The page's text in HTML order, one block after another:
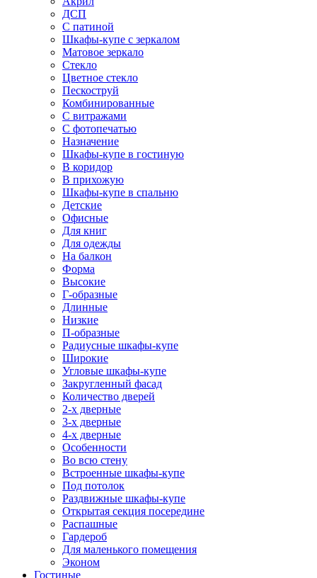
ДСП
С патиной
Шкафы-купе с зеркалом
Матовое зеркало
Стекло
Цветное стекло
Пескоструй
Комбинированные
С витражами
С фотопечатью
Назначение
Шкафы-купе в гостиную
В коридор
В прихожую
Шкафы-купе в спальню
Детские
Офисные
Для книг
Для одежды
На балкон
Форма
Высокие
Г-образные
Длинные
Низкие
П-образные
Радиусные шкафы-купе
Широкие
Угловые шкафы-купе
Закругленный фасад
Количество дверей
2-х дверные
3-х дверные
4-х дверные
Особенности
Во всю стену
Встроенные шкафы-купе
Под потолок
Раздвижные шкафы-купе
Открытая секция посередине
Распашные
Гардероб
Для маленького помещения
Эконом
Гостиные